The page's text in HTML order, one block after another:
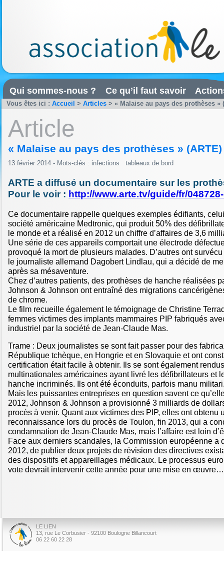
Qui sommes-nous ? Ce qu’il faut savoir
Vous êtes ici : Accueil > Articles > « Malaise au pays des prothèses »
Article
« Malaise au pays des prothèses » (ARTE)
13 février 2014 - Mots-clés : infections tableaux de bord
ARTE a diffusé un documentaire sur les
Pour le voir : http://www.arte.tv/guide/fr/
Ce documentaire rappelle quelques exemples édifiants,
société américaine Medtronic, qui produit 50% des
le monde et a réalisé en 2012 un chiffre d’affaires de 3,6
Une série de ces appareils comportait une électrode
provoqué la mort de plusieurs malades. D’autres ont
le journaliste allemand Dagobert Lindlau, qui a décidé de
après sa mésaventure.
Chez d’autres patients, des prothèses de hanche réalisées
Johnson & Johnson ont entraîné des migrations
de chrome.
Le film recueille également le témoignage de Christine
femmes victimes des implants mammaires PIP fabriqués
industriel par la société de Jean-Claude Mas.
Trame : Deux journalistes se sont fait passer pour des
République tchèque, en Hongrie et en Slovaquie et ont
certification était facile à obtenir. Ils se sont également
multinationales américaines ayant livré les défibrillateurs et
hanche incriminés. Ils ont été éconduits, parfois manu
Mais les puissantes entreprises en question savent ce
2012, Johnson & Johnson a provisionné 3 milliards de
procès à venir. Quant aux victimes des PIP, elles ont obtenu
reconnaissance lors du procès de Toulon, fin 2013, qui a
condamnation de Jean-Claude Mas, mais l’affaire est loin
Face aux derniers scandales, la Commission européenne a
2012, de publier deux projets de révision des directives
des dispositifs et appareillages médicaux. Le processus
vote devrait intervenir cette année pour une mise en
LE LIEN
13, rue Le Corbusier - 92100 Boulogne Billancourt
06 22 60 22 28